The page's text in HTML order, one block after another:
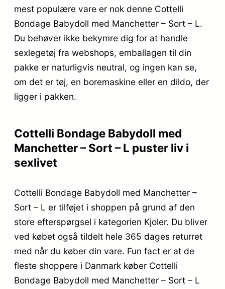
mest populære vare er nok denne Cottelli
Bondage Babydoll med Manchetter – Sort – L.
Du behøver ikke bekymre dig for at handle
sexlegetøj fra webshops, emballagen til din
pakke er naturligvis neutral, og ingen kan se,
om det er tøj, en boremaskine eller en dildo, der
ligger i pakken.
Cottelli Bondage Babydoll med
Manchetter – Sort – L puster liv i
sexlivet
Cottelli Bondage Babydoll med Manchetter –
Sort – L er tilføjet i shoppen på grund af den
store efterspørgsel i kategorien Kjoler. Du bliver
ved købet også tildelt hele 365 dages returret
med når du køber din vare. Fun fact er at de
fleste shoppere i Danmark køber Cottelli
Bondage Babydoll med Manchetter – Sort – L